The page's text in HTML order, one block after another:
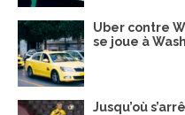
Uber contre
se joue à
Jusqu’où